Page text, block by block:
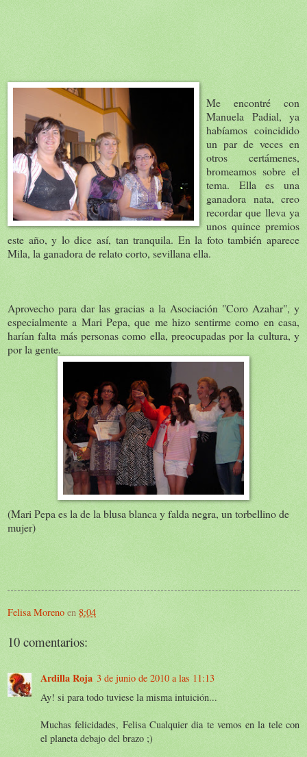
Me encontré con
Manuela Padial, ya
habíamos coincidido
un par de veces en
otros certámenes,
bromeamos sobre el
tema. Ella es una
ganadora nata, creo
recordar que lleva ya
unos quince premios
este año, y lo dice así, tan tranquila. En la foto también aparece
Mila, la ganadora de relato corto, sevillana ella.
Aprovecho para dar las gracias a la Asociación "Coro Azahar", y
especialmente a Mari Pepa, que me hizo sentirme como en casa,
harían falta más personas como ella, preocupadas por la cultura, y
por la gente.
(Mari Pepa es la de la blusa blanca y falda negra, un torbellino de
mujer)
Felisa Moreno en 8:04
10 comentarios:
Ardilla Roja 3 de junio de 2010 a las 11:13
Ay! si para todo tuviese la misma intuición...
Muchas felicidades, Felisa Cualquier dia te vemos en la tele con
el planeta debajo del brazo ;)